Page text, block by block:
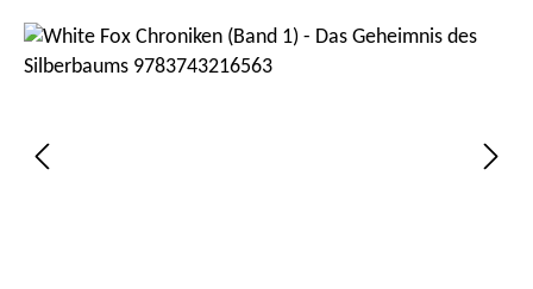
Bildergalerie überspringen